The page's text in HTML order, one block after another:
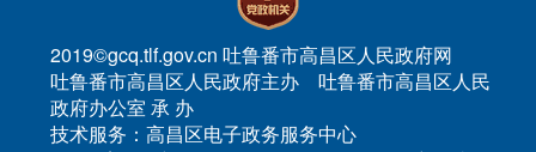
2019©gcq.tlf.gov.cn 吐鲁番市高昌区人民政府网
吐鲁番市高昌区人民政府主办 吐鲁番市高昌区人民
政府办公室 承 办
技术服务：高昌区电子政务服务中心